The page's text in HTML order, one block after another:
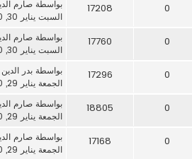
0
17208 بواسطة صارم
السبت يناير 30, 2010 3:32 am
0
17760 بواسطة صارم
السبت يناير 30, 2010 3:29 am
0
17296 بواسطة بدر الدين
الجمعة يناير 29, 2010 8:10 pm
0
18805 بواسطة صارم
الجمعة يناير 29, 2010 2:39 pm
0
17168 بواسطة صارم
الجمعة يناير 29, 2010 3:57 am